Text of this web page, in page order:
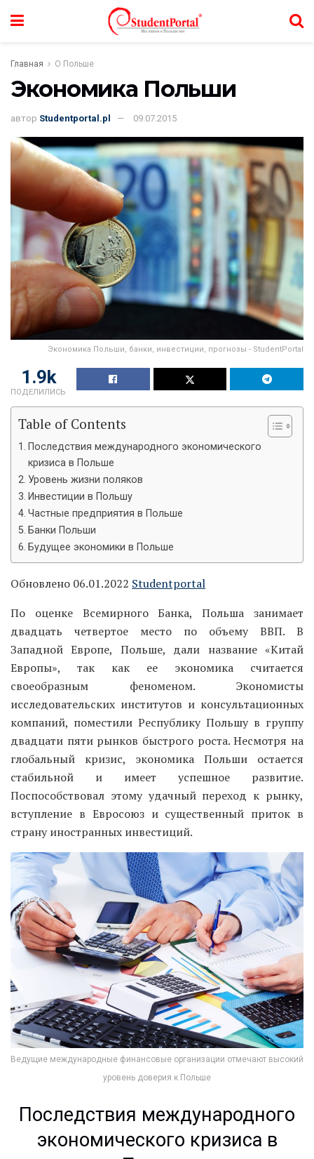
Главная О Польше
Экономика Польши
автор Studentportal.pl 09.07.2015
Экономика Польши, банки, инвестиции, прогнозы - StudentPortal
1.9k
ПОДЕЛИЛИСЬ
Table of Contents
Последствия международного экономического
кризиса в Польше
Уровень жизни поляков
Инвестиции в Польшу
Частные предприятия в Польше
Банки Польши
Будущее экономики в Польше
Обновлено 06.01.2022 Studentportal
По оценке Всемирного Банка, Польша занимает
двадцать четвертое место по объему ВВП. В
Западной Европе, Польше, дали название «Китай
Европы», так как ее экономика считается
своеобразным феноменом. Экономисты
исследовательских институтов и консультационных
компаний, поместили Республику Польшу в группу
двадцати пяти рынков быстрого роста. Несмотря на
глобальный кризис, экономика Польши остается
стабильной и имеет успешное развитие.
Поспособствовал этому удачный переход к рынку,
вступление в Евросоюз и существенный приток в
страну иностранных инвестиций.
Ведущие международные финансовые организации отмечают высокий
уровень доверия к Польше
Последствия международного
экономического кризиса в